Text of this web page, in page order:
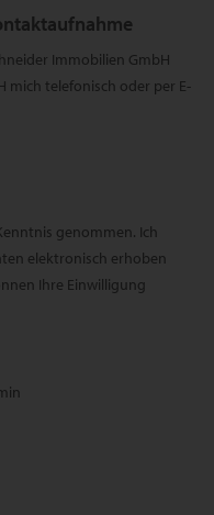
Immobilien GmbH
mich telefonisch oder per E-
genommen. Ich
elektronisch erhoben
Ihre Einwilligung